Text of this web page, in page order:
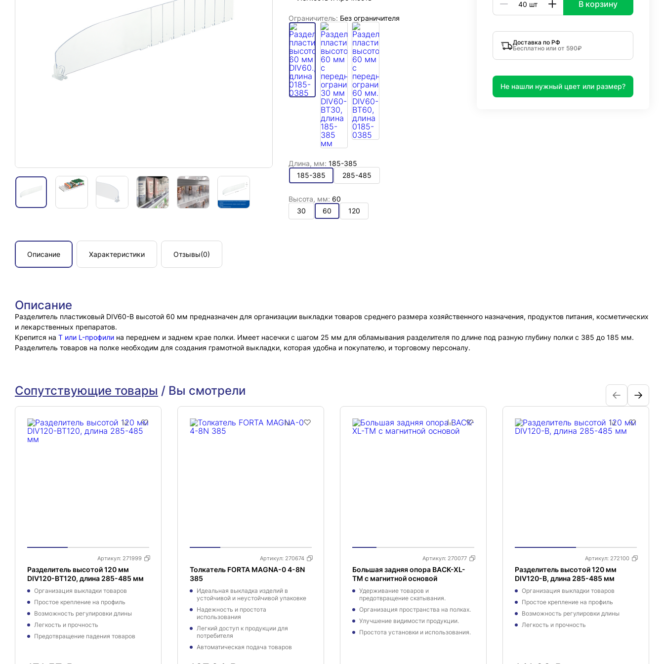
Ограничитель: Без ограничителя
Длина, мм: 185-385
185-385
285-485
Высота, мм: 60
30
60 120
В корзину
Доставка по РФ
Бесплатно или от 590₽
Не нашли нужный цвет или размер?
Описание Характеристики Отзывы(0)
Описание
Разделитель пластиковый DIV60-B высотой 60 мм предназначен для организации выкладки товаров среднего размера хозяйственного назначения, продуктов питания, косметических
и лекарственных препаратов.
Крепится на Т или L-профили на переднем и заднем крае полки. Имеет насечки с шагом 25 мм для обламывания разделителя по длине под разную глубину полки с 385 до 185 мм.
Разделитель товаров на полке необходим для создания грамотной выкладки, которая удобна и покупателю, и торговому персоналу.
Сопутствующие товары / Вы смотрели
Артикул: 271999
Разделитель высотой 120 мм
DIV120-BT120, длина 285-485 мм
Организация выкладки товаров
Простое крепление на профиль
Возможность регулировки длины
Легкость и прочность
Предотвращение падения товаров
Артикул: 270674
Толкатель FORTA MAGNA-0 4-8N
385
Идеальная выкладка изделий в
устойчивой и неустойчивой упаковке
Надежность и простота
использования
Легкий доступ к продукции для
потребителя
Автоматическая подача товаров
Артикул: 270077
Большая задняя опора BACK-XL-
TM с магнитной основой
Удерживание товаров и
предотвращение скатывания.
Организация пространства на полках.
Улучшение видимости продукции.
Простота установки и использования.
Артикул: 272100
Разделитель высотой 120 мм
DIV120-B, длина 285-485 мм
Организация выкладки товаров
Простое крепление на профиль
Возможность регулировки длины
Легкость и прочность